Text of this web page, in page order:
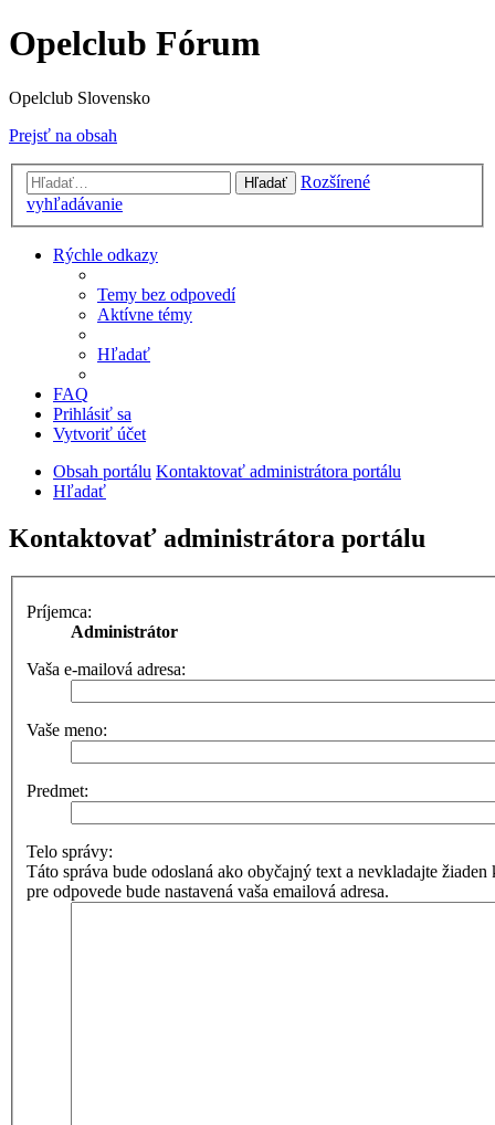
Opelclub Fórum
Opelclub Slovensko
Prejsť na obsah
Hľadať
Rozšírené
vyhľadávanie
Rýchle odkazy
Temy bez odpovedí
Aktívne témy
Hľadať
FAQ
Prihlásiť sa
Vytvoriť účet
Obsah portálu Kontaktovať administrátora portálu
Hľadať
Kontaktovať administrátora portálu
Príjemca:
Administrátor
Vaša e-mailová adresa:
Vaše meno:
Predmet:
Telo správy:
Táto správa bude odoslaná ako obyčajný text a nevkladajte
pre odpovede bude nastavená vaša emailová adresa.